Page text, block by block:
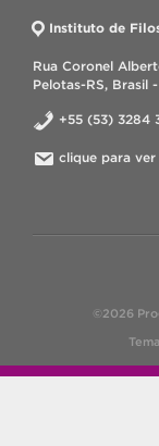
Instituto de
Rua Coronel
Pelotas-RS, Brasil
+55 (53) 3284
clique para ver
©2026